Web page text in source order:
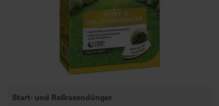
Start- und Rollrasendünger